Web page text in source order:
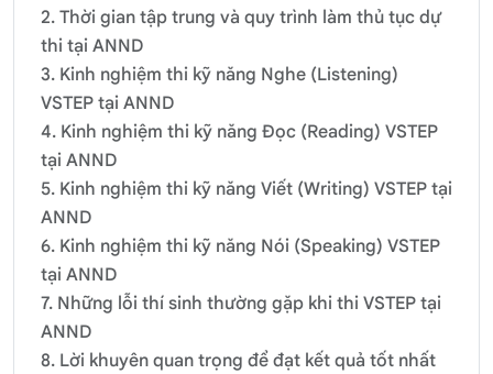
2. Thời gian tập trung và quy trình làm thủ tục dự
thi tại ANND
3. Kinh nghiệm thi kỹ năng Nghe (Listening)
VSTEP tại ANND
4. Kinh nghiệm thi kỹ năng Đọc (Reading) VSTEP
tại ANND
5. Kinh nghiệm thi kỹ năng Viết (Writing) VSTEP tại
ANND
6. Kinh nghiệm thi kỹ năng Nói (Speaking) VSTEP
tại ANND
7. Những lỗi thí sinh thường gặp khi thi VSTEP tại
ANND
8. Lời khuyên quan trọng để đạt kết quả tốt nhất